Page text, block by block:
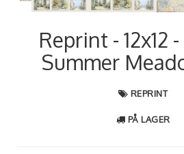
Reprint - 12x12
Summer
REPRINT
PÅ LAGER